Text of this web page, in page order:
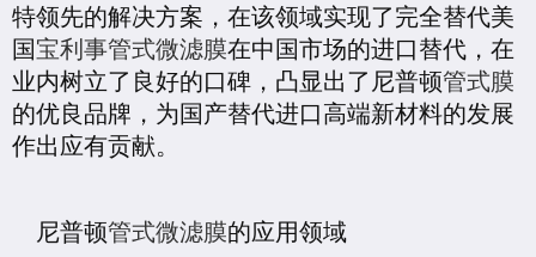
特领先的解决方案，在该领域实现了完全替代美
国宝利事管式微滤膜在中国市场的进口替代，在
业内树立了良好的口碑，凸显出了尼普顿管式膜
的优良品牌，为国产替代进口高端新材料的发展
作出应有贡献。
尼普顿管式微滤膜的应用领域